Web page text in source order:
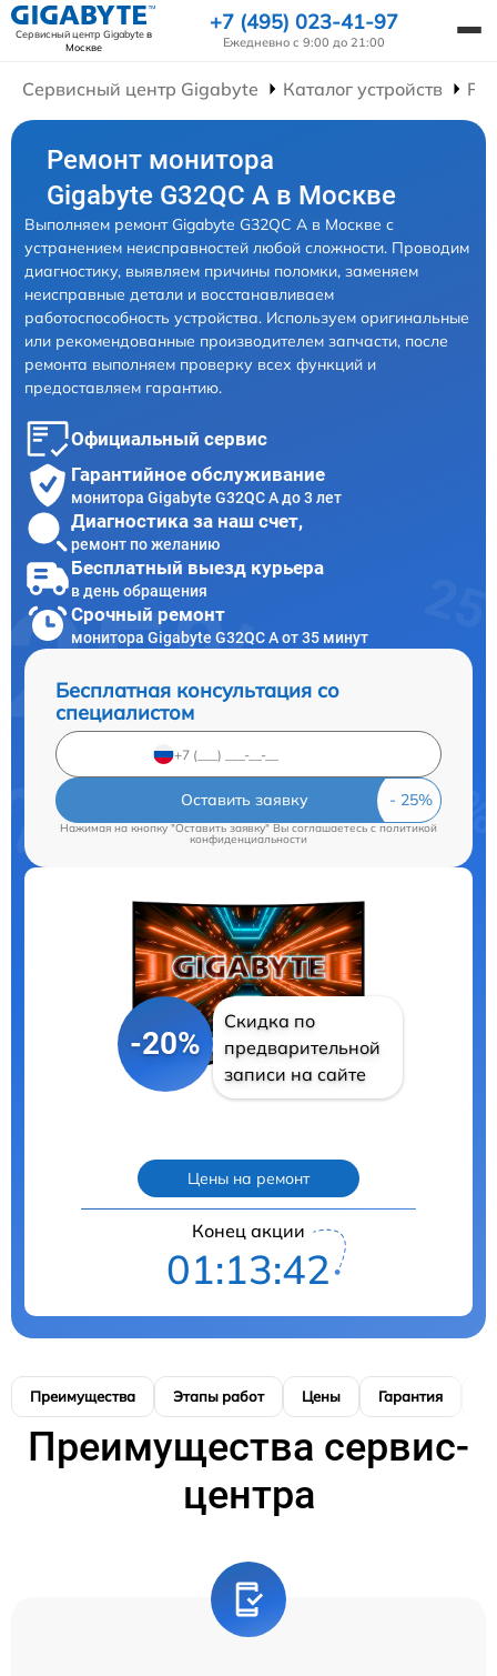
Сервисный центр Gigabyteв
Москве
+7 (495) 023-41-97
Ежедневно с 9:00 до 21:00
Сервисный центр Gigabyte Каталог устройств
Ремонт монитора
Gigabyte G32QC A в Москве
Выполняем ремонт Gigabyte G32QC A в Москве с
устранением неисправностей любой сложности. Проводим
диагностику, выявляем причины поломки, заменяем
неисправные детали и восстанавливаем
работоспособность устройства. Используем оригинальные
или рекомендованные производителем запчасти, после
ремонта выполняем проверку всех функций и
предоставляем гарантию.
Официальный сервис
Гарантийное обслуживание
монитора Gigabyte G32QC A до 3 лет
Диагностика за наш счет,
ремонт по желанию
Бесплатный выезд курьера
в день обращения
Срочный ремонт
монитора Gigabyte G32QC A от 35 минут
Бесплатная консультация со
специалистом
Оставить заявку
Нажимая на кнопку "Оставить заявку" Вы соглашаетесь c политикой
конфиденциальности
-20%
Скидка по
предварительной
записи на сайте
Цены на ремонт
Конец акции
01:13:41
Преимущества Этапы работ Цены Гарантия
Преимущества сервис-
центра